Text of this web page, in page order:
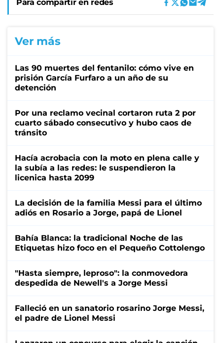
Para compartir en redes
Ver más
Las 90 muertes del fentanilo: cómo vive en
prisión García Furfaro a un año de su
detención
Por una reclamo vecinal cortaron ruta 2 por
cuarto sábado consecutivo y hubo caos de
tránsito
Hacía acrobacia con la moto en plena calle y
la subía a las redes: le suspendieron la
licenica hasta 2099
La decisión de la familia Messi para el último
adiós en Rosario a Jorge, papá de Lionel
Bahía Blanca: la tradicional Noche de las
Etiquetas hizo foco en el Pequeño Cottolengo
"Hasta siempre, leproso": la conmovedora
despedida de Newell's a Jorge Messi
Falleció en un sanatorio rosarino Jorge Messi,
el padre de Lionel Messi